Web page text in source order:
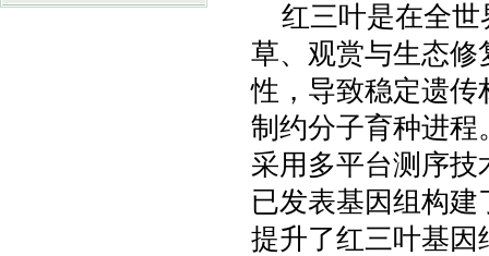
红三叶是在全
草、观赏与生态修
性，导致稳定遗传
制约分子育种进程
采用多平台测序
已发表基因组构建
提升了红三叶基因